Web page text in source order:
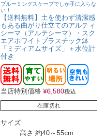
ブルーミングスケープでしか手に入らな
い！
【送料無料】土を使わず清潔感
もある曲がり仕立てのアルティ
シーマ（アルテシーマ）・スク
エアホワイトプラスチック鉢
「ミディアムサイズ」＋水位計
付き
当店特別価格 ¥6,580税込
在庫切れ
サイズ
高さ 約40～55cm